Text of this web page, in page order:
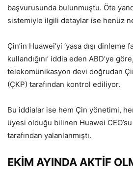
başvurusunda bulunmuştu. Öte
sistemiyle ilgili detaylar ise henüz
Çin’in Huawei’yi ‘yasa dışı dinleme
kullandığını’ iddia eden ABD’ye
telekomünikasyon devi doğrudan
(ÇKP) tarafından kontrol ediliyor.
Bu iddialar ise hem Çin yönetimi,
üyesi olduğu bilinen Huawei
tarafından yalanlanmıştı.
EKİM AYINDA AKTİF